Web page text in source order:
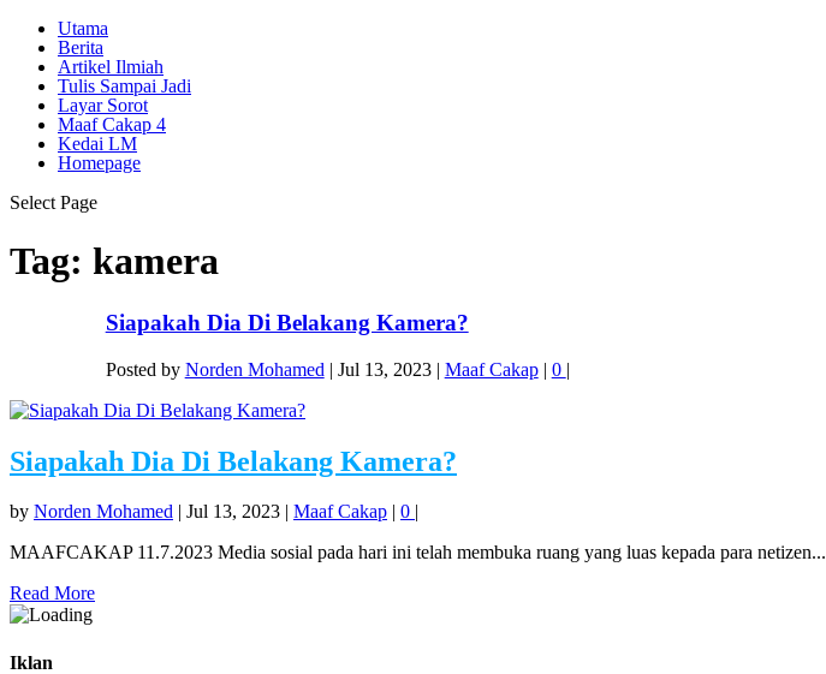
Utama
Berita
Artikel Ilmiah
Tulis Sampai Jadi
Layar Sorot
Maaf Cakap 4
Kedai LM
Homepage
Select Page
Tag: kamera
Siapakah Dia Di Belakang Kamera?
Posted by Norden Mohamed | Jul 13, 2023| Maaf Cakap| 0 |
Siapakah Dia Di Belakang Kamera?
by Norden Mohamed | Jul 13, 2023 | Maaf Cakap | 0 |
MAAFCAKAP 11.7.2023 Media sosial pada hari ini telah membuka ruang yang luas kepada para netizen...
Read More
Iklan